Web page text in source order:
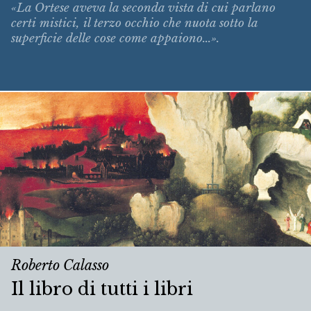
«La Ortese aveva la seconda vista di cui parlano
certi mistici, il terzo occhio che nuota sotto la
superficie delle cose come appaiono...».
Roberto Calasso
Il libro di tutti i libri